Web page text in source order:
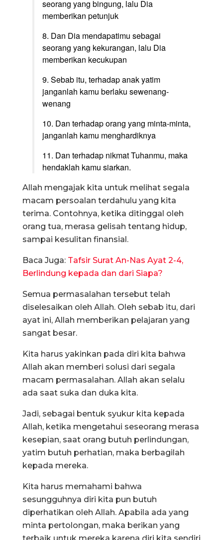
seorang yang bingung, lalu Dia
memberikan petunjuk
8. Dan Dia mendapatimu sebagai
seorang yang kekurangan, lalu Dia
memberikan kecukupan
9. Sebab itu, terhadap anak yatim
janganlah kamu berlaku sewenang-
wenang
10. Dan terhadap orang yang minta-minta,
janganlah kamu menghardiknya
11. Dan terhadap nikmat Tuhanmu, maka
hendaklah kamu siarkan.
Allah mengajak kita untuk melihat segala
macam persoalan terdahulu yang kita
terima. Contohnya, ketika ditinggal oleh
orang tua, merasa gelisah tentang hidup,
sampai kesulitan finansial.
Baca Juga: Tafsir Surat An-Nas Ayat 2-4,
Berlindung kepada dan dari Siapa?
Semua permasalahan tersebut telah
diselesaikan oleh Allah. Oleh sebab itu, dari
ayat ini, Allah memberikan pelajaran yang
sangat besar.
Kita harus yakinkan pada diri kita bahwa
Allah akan memberi solusi dari segala
macam permasalahan. Allah akan selalu
ada saat suka dan duka kita.
Jadi, sebagai bentuk syukur kita kepada
Allah, ketika mengetahui seseorang merasa
kesepian, saat orang butuh perlindungan,
yatim butuh perhatian, maka berbagilah
kepada mereka.
Kita harus memahami bahwa
sesungguhnya diri kita pun butuh
diperhatikan oleh Allah. Apabila ada yang
minta pertolongan, maka berikan yang